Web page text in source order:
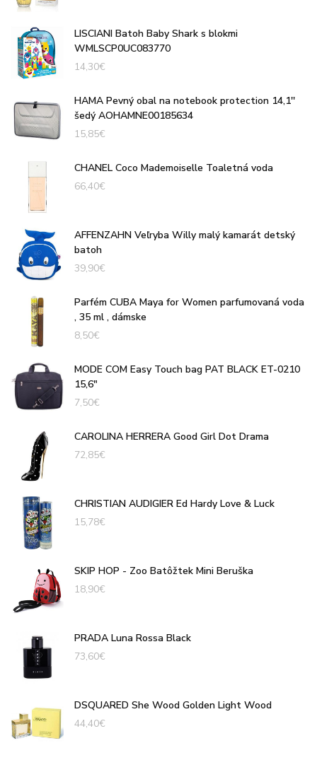
LISCIANI Batoh Baby Shark s blokmi
WMLSCP0UC083770
14,30€
HAMA Pevný obal na notebook protection 14,1''
šedý AOHAMNE00185634
15,85€
CHANEL Coco Mademoiselle Toaletná voda
66,40€
AFFENZAHN Veľryba Willy malý kamarát detský
batoh
39,90€
Parfém CUBA Maya for Women parfumovaná voda
, 35 ml , dámske
8,50€
MODE COM Easy Touch bag PAT BLACK ET-0210
15,6"
7,50€
CAROLINA HERRERA Good Girl Dot Drama
72,85€
CHRISTIAN AUDIGIER Ed Hardy Love & Luck
15,78€
SKIP HOP - Zoo Batôžtek Mini Beruška
18,90€
PRADA Luna Rossa Black
73,60€
DSQUARED She Wood Golden Light Wood
44,40€